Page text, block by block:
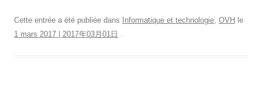
Cette entrée a été publiée dans Informatique et technologie, OVH le
1 mars 2017 | 2017年03月01日 .